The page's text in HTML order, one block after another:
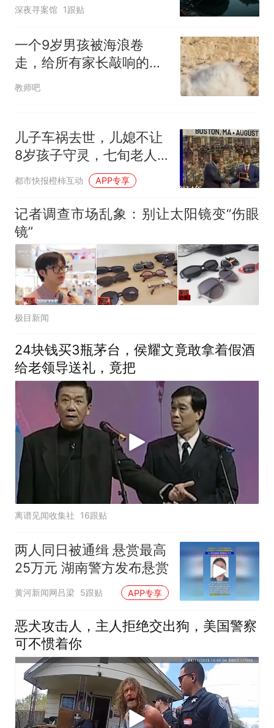
深夜寻案馆 1跟贴
一个9岁男孩被海浪卷
走，给所有家长敲响的暑
期安全警钟
教师吧
儿子车祸去世，儿媳不让
8岁孩子守灵，七旬老人
偷偷做亲子鉴定显示“非亲
生”，向母子索赔36.5万
元！法院：影响未成年人
健康成长，不支持
都市快报橙柿互动 APP专享
记者调查市场乱象：别让太阳镜变“伤眼
镜”
极目新闻
24块钱买3瓶茅台，侯耀文竟敢拿着假酒
给老领导送礼，竟把
离谱见闻收集社 16跟贴
两人同日被通缉 悬赏最高
25万元 湖南警方发布悬赏
黄河新闻网吕梁 5跟贴 APP专享
恶犬攻击人，主人拒绝交出狗，美国警察
可不惯着你